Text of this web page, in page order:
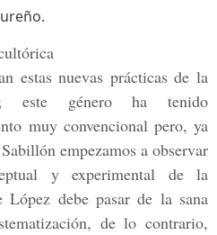
estas nuevas prácticas de la
este género ha tenido
muy convencional pero, ya
empezamos a observar
y experimental de la
López debe pasar de la sana
de lo contrario,